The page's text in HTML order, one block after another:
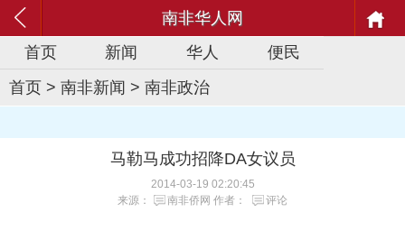
南非华人网
首页
新闻 华人
便民
首页 > 南非新闻 > 南非政治
马勒马成功招降DA女议员
2014-03-19 02:20:45
来源：
南非侨网 作者： 评论